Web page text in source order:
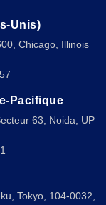
Unis)
Chicago, Illinois
Pacifique
63, Noida, UP
Tokyo, 104-0032,